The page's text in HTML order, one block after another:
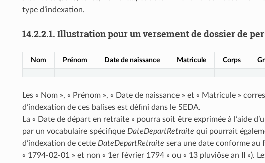
type d’indexation.
14.2.2.1. Illustration pour un versement de dossier de
Nom Prénom Date de naissance Matricule Corps
Les « Nom », « Prénom », « Date de naissance » et « Matricule »
d’indexation de ces balises est défini dans le SEDA.
La « Date de départ en retraite » pourra soit être exprimée à l’aide
par un vocabulaire spécifique DateDepartRetraite qui pourrait
d’indexation de cette DateDepartRetraite sera une date conforme au
« 1794-02-01 » et non « 1er février 1794 » ou « 13 pluviôse an II »).